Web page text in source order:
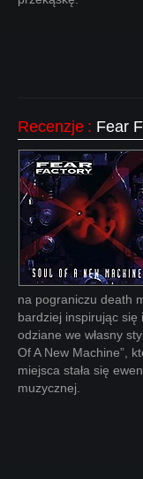
Recenzje : Fear
na pograniczu death
bardziej inspirując się
odziane we własny
Of A New Machine”,
miejsca stała się
muzycznej.